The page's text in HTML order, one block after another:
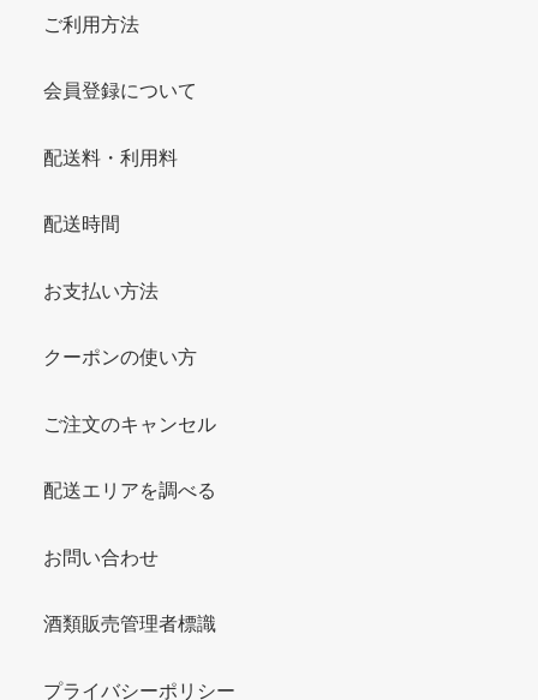
ご利用方法
会員登録について
配送料・利用料
配送時間
お支払い方法
クーポンの使い方
ご注文のキャンセル
配送エリアを調べる
お問い合わせ
酒類販売管理者標識
プライバシーポリシー